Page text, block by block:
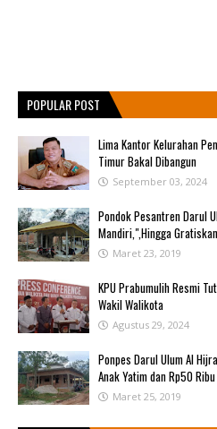
POPULAR POST
Lima Kantor Kelurahan
Timur Bakal Dibangun
September 03, 2024
Pondok Pesantren Darul
Mandiri,",Hingga
Maret 23, 2019
KPU Prabumulih Resmi
Wakil Walikota
Agustus 29, 2024
Ponpes Darul Ulum Al
Anak Yatim dan Rp50
Maret 25, 2019